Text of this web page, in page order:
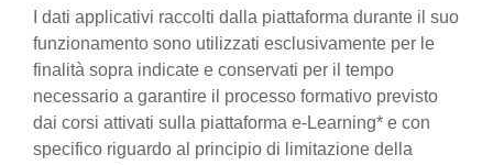
I dati applicativi raccolti dalla piattaforma durante il suo
funzionamento sono utilizzati esclusivamente per le
finalità sopra indicate e conservati per il tempo
necessario a garantire il processo formativo previsto
dai corsi attivati sulla piattaforma e-Learning* e con
specifico riguardo al principio di limitazione della